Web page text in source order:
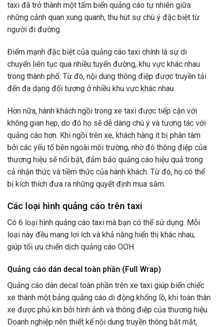
taxi đã trở thành một tấm biển quảng cáo tự nhiên giữa
những cảnh quan xung quanh, thu hút sự chú ý đặc biệt từ
người đi đường.
Điểm mạnh đặc biệt của quảng cáo taxi chính là sự di
chuyển liên tục qua nhiều tuyến đường, khu vực khác nhau
trong thành phố. Từ đó, nội dung thông điệp được truyền tải
đến đa dạng đối tượng ở nhiều khu vực khác nhau.
Hơn nữa, hành khách ngồi trong xe taxi được tiếp cận với
không gian hẹp, do đó họ sẽ dễ dàng chú ý và tương tác với
quảng cáo hơn. Khi ngồi trên xe, khách hàng ít bị phân tâm
bởi các yếu tố bên ngoài môi trường, nhờ đó thông điệp của
thương hiệu sẽ nổi bật, đảm bảo quảng cáo hiệu quả trong
cả nhận thức và tiềm thức của hành khách. Từ đó, họ có thể
bị kích thích đưa ra những quyết định mua sắm.
Các loại hình quảng cáo trên taxi
Có 6 loại hình quảng cáo taxi mà bạn có thể sử dụng. Mỗi
loại này đều mang lợi ích và khả năng hiển thị khác nhau,
giúp tối ưu chiến dịch quảng cáo OOH.
Quảng cáo dán decal toàn phần (Full Wrap)
Quảng cáo dán decal toàn phần trên xe taxi giúp biến chiếc
xe thành một bảng quảng cáo di động khổng lồ, khi toàn thân
xe được phủ kín bởi hình ảnh và thông điệp của thương hiệu.
Doanh nghiệp nên thiết kế nội dung truyền thông bắt mắt,